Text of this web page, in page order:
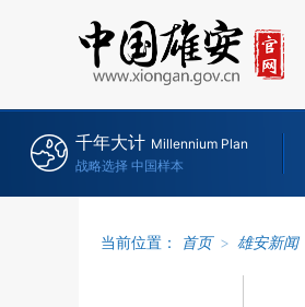
千年大计 Millennium Plan
战略选择 中国样本
当前位置： 首页 > 雄安新闻